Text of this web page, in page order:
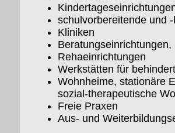
schulvorbereitende und
Kliniken
Beratungseinrichtungen,
Rehaeinrichtungen
Werkstätten für
Wohnheime, stationäre
sozial-therapeutische
Freie Praxen
Aus- und